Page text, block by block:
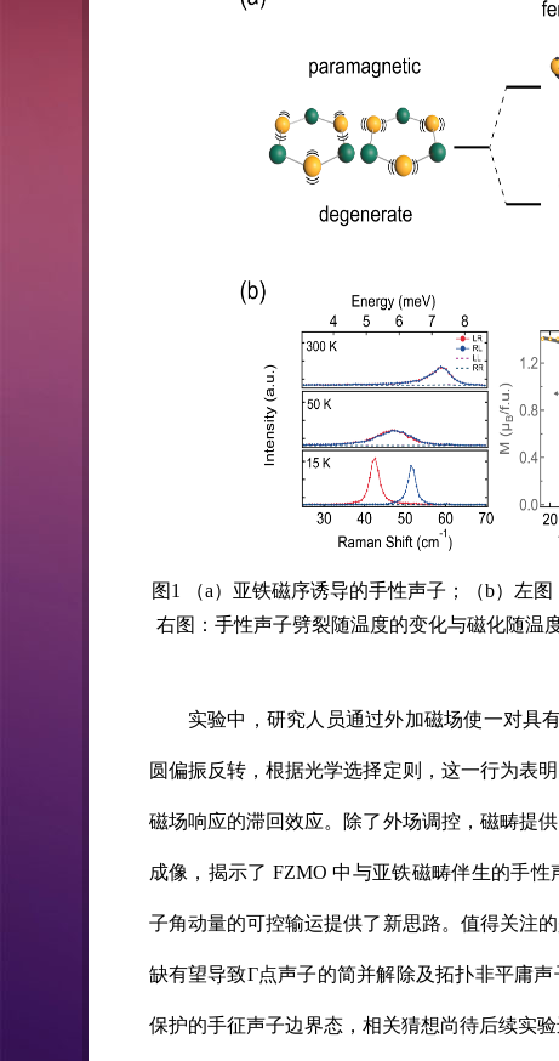
图1 （a）亚铁磁序诱导的手性声子；（b）左
右图：手性声子劈裂随温度的变化与磁化随温
实验中，研究人员通过外加磁场使一对具
圆偏振反转，根据光学选择定则，这一行为表
磁场响应的滞回效应。除了外场调控，磁畴提
成像，揭示了 FZMO 中与亚铁磁畴伴生的手
子角动量的可控输运提供了新思路。值得关注
缺有望导致Γ点声子的简并解除及拓扑非平庸
保护的手征声子边界态，相关猜想尚待后续实验